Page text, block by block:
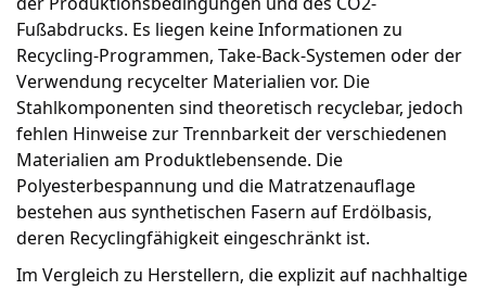
Fußabdrucks. Es liegen keine Informationen zu
Recycling-Programmen, Take-Back-Systemen oder der
Verwendung recycelter Materialien vor. Die
Stahlkomponenten sind theoretisch recyclebar, jedoch
fehlen Hinweise zur Trennbarkeit der verschiedenen
Materialien am Produktlebensende. Die
Polyesterbespannung und die Matratzenauflage
bestehen aus synthetischen Fasern auf Erdölbasis,
deren Recyclingfähigkeit eingeschränkt ist.
Im Vergleich zu Herstellern, die explizit auf nachhaltige